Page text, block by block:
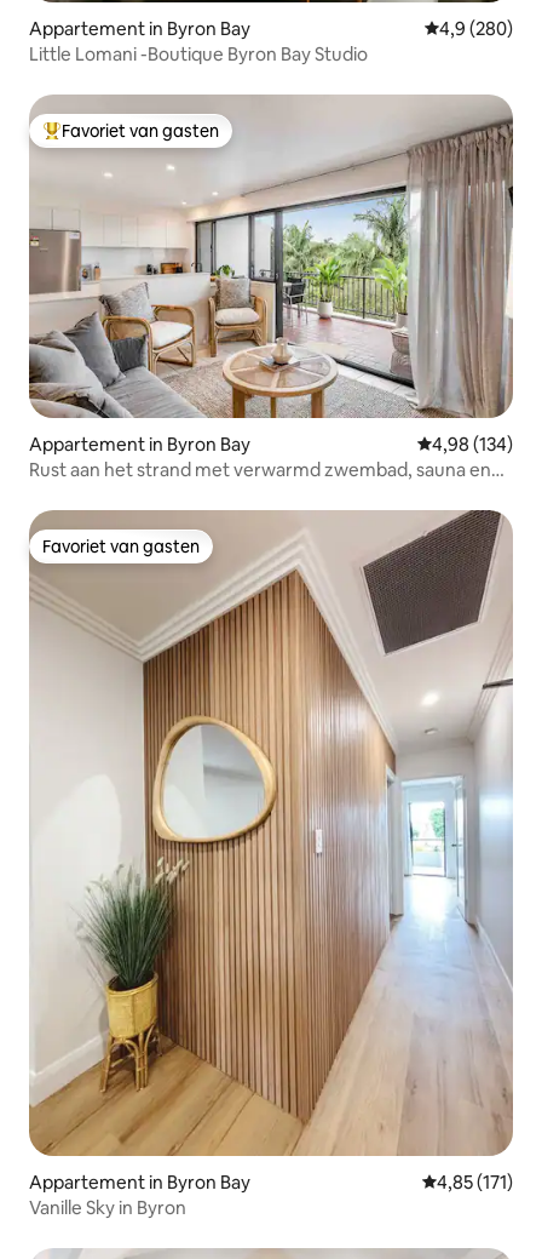
Appartement in Byron Bay Gemiddelde
4,9 (280)
Little Lomani -Boutique Byron Bay Studio
Topfavoriet van gasten
Favoriet van gasten
Appartement in Byron Bay Gemiddelde
4,98 (134)
Rust aan het strand met verwarmd zwembad, sauna en
Favoriet van gasten
Favoriet van gasten
Appartement in Byron Bay Gemiddelde
4,85 (171)
Vanille Sky in Byron